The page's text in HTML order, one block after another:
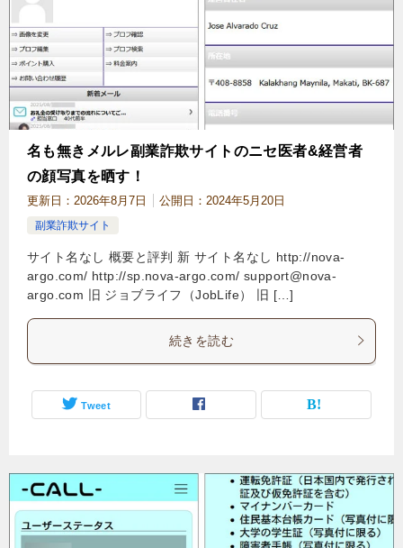
名も無きメルレ副業詐欺サイトのニセ医者&経営者
の顔写真を晒す！
更新日： 2026年8月7日 公開日： 2024年5月20日
副業詐欺サイト
サイト名なし 概要と評判 新 サイト名なし http://nova-
argo.com/ http://sp.nova-argo.com/ support@nova-
argo.com 旧 ジョブライフ（JobLife） 旧 […]
続きを読む
Tweet